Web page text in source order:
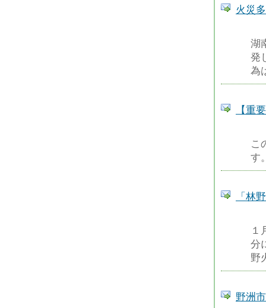
火災
湖
発
為
【重
こ
す
「林
１
分
野
野洲